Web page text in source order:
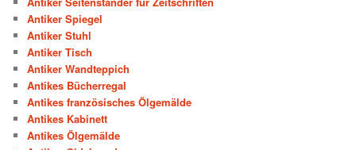
Antiker Spiegel
Antiker Stuhl
Antiker Tisch
Antiker Wandteppich
Antikes Bücherregal
Antikes französisches Ölgemälde
Antikes Kabinett
Antikes Ölgemälde